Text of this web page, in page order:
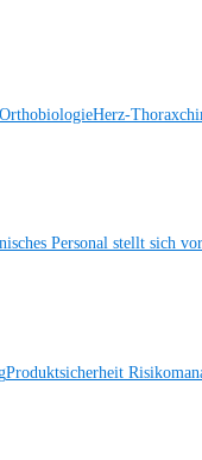
OrthobiologieHerz-
Personal stellt sich vor
Produktsicherheit